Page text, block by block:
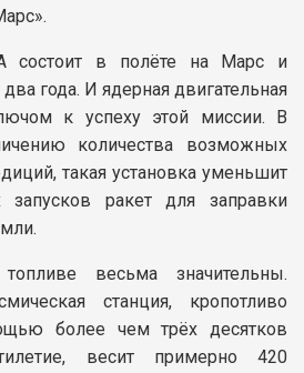
состоит в полёте на Марс и
года. И ядерная двигательная
к успеху этой миссии. В
количества возможных
такая установка уменьшит
запусков ракет для заправки
весьма значительны.
станция, кропотливо
более чем трёх десятков
весит примерно 420